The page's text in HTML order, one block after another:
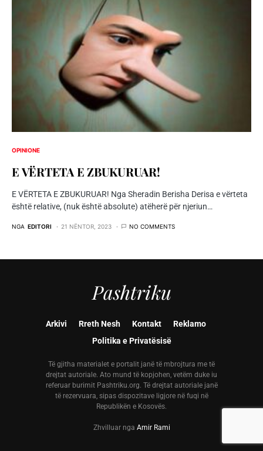
OPINIONE
E VËRTETA E ZBUKURUAR!
E VËRTETA E ZBUKURUAR! Nga Sheradin Berisha Derisa e vërteta
është relative, (nuk është absolute) atëherë për njeriun…
NGA EDITORI 21 NËNTOR, 2023 NO COMMENTS
Pashtriku
Arkivi Rreth Nesh Kontakt
Reklamo
Politika e Privatësisë
Të gjitha materialet e portalit janë të mbrojtura me të
drejtat autoriale. Ato mund të kopjohen, vetëm duke iu
referuar burimit Pashtriku.org. Të drejtat autoriale janë
të rezervuara, sipas dispozitave ligjore në fuqi në
Republikën e Kosovës.
Zhvilluar nga Amir Rami